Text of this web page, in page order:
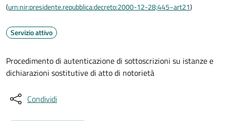
(urn:nir:presidente.repubblica:decreto:2000-12-28;445~art21)
Servizio attivo
Procedimento di autenticazione di sottoscrizioni su istanze e
dichiarazioni sostitutive di atto di notorietà
Condividi